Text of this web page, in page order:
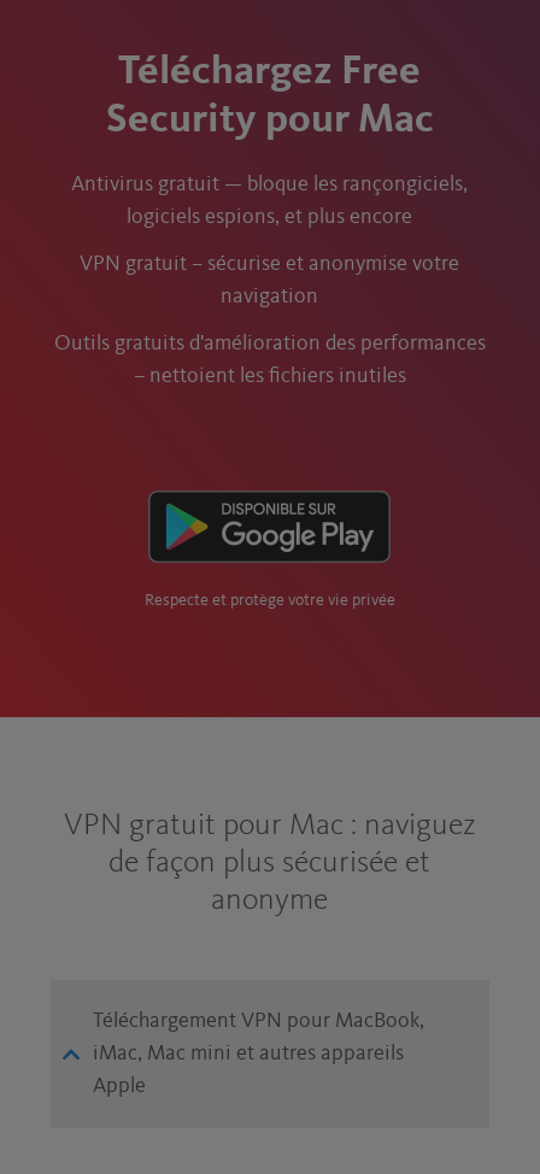
Téléchargez Free
Security pour Mac
Antivirus gratuit — bloque les rançongiciels,
logiciels espions, et plus encore
VPN gratuit – sécurise et anonymise votre
navigation
Outils gratuits d'amélioration des performances
– nettoient les fichiers inutiles
Respecte et protège votre vie privée
VPN gratuit pour Mac : naviguez
de façon plus sécurisée et
anonyme
Téléchargement VPN pour MacBook,
iMac, Mac mini et autres appareils
Apple